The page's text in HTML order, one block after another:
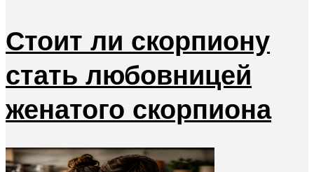
Стоит ли скорпиону
стать любовницей
женатого скорпиона